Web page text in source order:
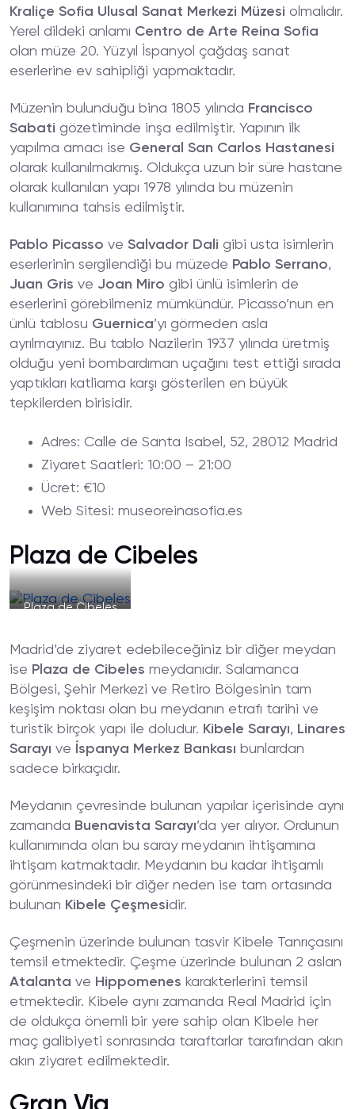
Kraliçe Sofia Ulusal Sanat Merkezi Müzesi olmalıdır.
Yerel dildeki anlamı Centro de Arte Reina Sofia
olan müze 20. Yüzyıl İspanyol çağdaş sanat
eserlerine ev sahipliği yapmaktadır.
Müzenin bulunduğu bina 1805 yılında Francisco
Sabati gözetiminde inşa edilmiştir. Yapının ilk
yapılma amacı ise General San Carlos Hastanesi
olarak kullanılmakmış. Oldukça uzun bir süre hastane
olarak kullanılan yapı 1978 yılında bu müzenin
kullanımına tahsis edilmiştir.
Pablo Picasso ve Salvador Dali gibi usta isimlerin
eserlerinin sergilendiği bu müzede Pablo Serrano,
Juan Gris ve Joan Miro gibi ünlü isimlerin de
eserlerini görebilmeniz mümkündür. Picasso’nun en
ünlü tablosu Guernica’yı görmeden asla
ayrılmayınız. Bu tablo Nazilerin 1937 yılında üretmiş
olduğu yeni bombardıman uçağını test ettiği sırada
yaptıkları katliama karşı gösterilen en büyük
tepkilerden birisidir.
Adres: Calle de Santa Isabel, 52, 28012 Madrid
Ziyaret Saatleri: 10:00 – 21:00
Ücret: €10
Web Sitesi: museoreinasofia.es
Plaza de Cibeles
Plaza de Cibeles
Madrid’de ziyaret edebileceğiniz bir diğer meydan
ise Plaza de Cibeles meydanıdır. Salamanca
Bölgesi, Şehir Merkezi ve Retiro Bölgesinin tam
keşişim noktası olan bu meydanın etrafı tarihi ve
turistik birçok yapı ile doludur. Kibele Sarayı, Linares
Sarayı ve İspanya Merkez Bankası bunlardan
sadece birkaçıdır.
Meydanın çevresinde bulunan yapılar içerisinde aynı
zamanda Buenavista Sarayı’da yer alıyor. Ordunun
kullanımında olan bu saray meydanın ihtişamına
ihtişam katmaktadır. Meydanın bu kadar ihtişamlı
görünmesindeki bir diğer neden ise tam ortasında
bulunan Kibele Çeşmesidir.
Çeşmenin üzerinde bulunan tasvir Kibele Tanrıçasını
temsil etmektedir. Çeşme üzerinde bulunan 2 aslan
Atalanta ve Hippomenes karakterlerini temsil
etmektedir. Kibele aynı zamanda Real Madrid için
de oldukça önemli bir yere sahip olan Kibele her
maç galibiyeti sonrasında taraftarlar tarafından akın
akın ziyaret edilmektedir.